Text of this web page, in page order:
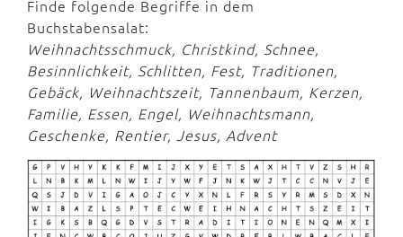
Finde folgende Begriffe in dem
Buchstabensalat:
Weihnachtsschmuck, Christkind, Schnee,
Besinnlichkeit, Schlitten, Fest, Traditionen,
Gebäck, Weihnachtszeit, Tannenbaum, Kerzen,
Familie, Essen, Engel, Weihnachtsmann,
Geschenke, Rentier, Jesus, Advent